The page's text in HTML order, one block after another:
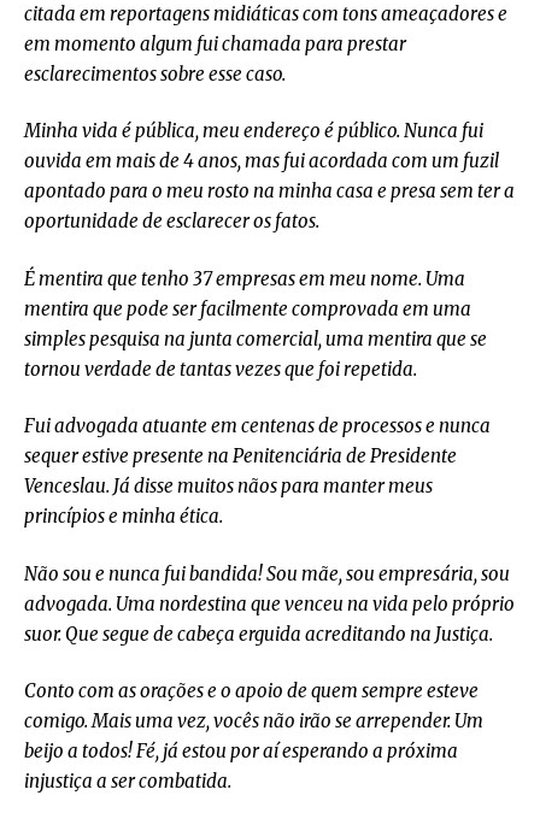
citada em reportagens midiáticas com tons ameaçadores e
em momento algum fui chamada para prestar
esclarecimentos sobre esse caso.
Minha vida é pública, meu endereço é público. Nunca fui
ouvida em mais de 4 anos, mas fui acordada com um fuzil
apontado para o meu rosto na minha casa e presa sem ter a
oportunidade de esclarecer os fatos.
É mentira que tenho 37 empresas em meu nome. Uma
mentira que pode ser facilmente comprovada em uma
simples pesquisa na junta comercial, uma mentira que se
tornou verdade de tantas vezes que foi repetida.
Fui advogada atuante em centenas de processos e nunca
sequer estive presente na Penitenciária de Presidente
Venceslau. Já disse muitos nãos para manter meus
princípios e minha ética.
Não sou e nunca fui bandida! Sou mãe, sou empresária, sou
advogada. Uma nordestina que venceu na vida pelo próprio
suor. Que segue de cabeça erguida acreditando na Justiça.
Conto com as orações e o apoio de quem sempre esteve
comigo. Mais uma vez, vocês não irão se arrepender. Um
beijo a todos! Fé, já estou por aí esperando a próxima
injustiça a ser combatida.